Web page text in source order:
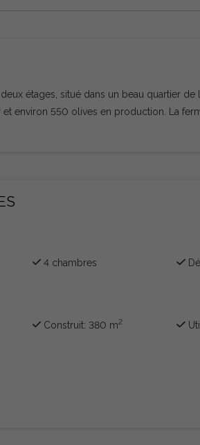
étages, situé dans un beau quartier
environ 550 olives en production. La
4 chambres
Construit: 380 m2